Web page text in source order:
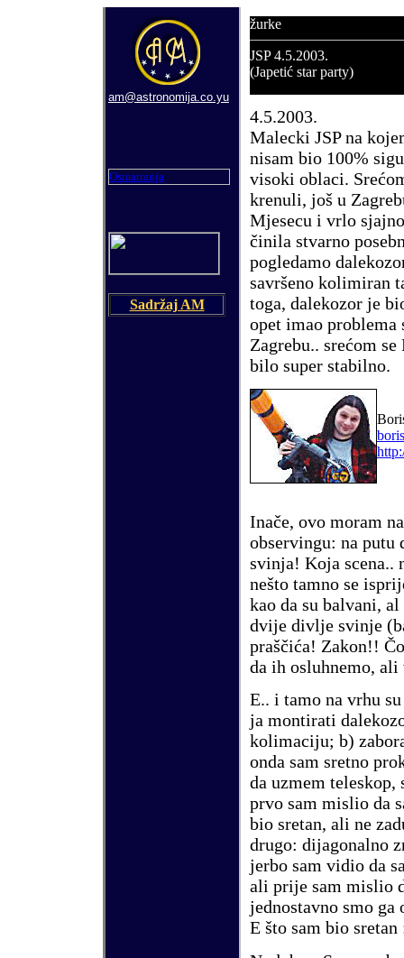
am@astronomija.co.yu
Osmatranja
Sadržaj AM
žurke
JSP4.5.2003.
(Japetić star party)
4.5.2003.
Malecki JSP na
nisam bio 100%
visoki oblaci. Sreć
krenuli, još u
Mjesecu i vrlo
činila stvarno
pogledamo
savršeno kolimiran
toga, dalekozor je
opet imao
Zagrebu.. srećom se
bilo super stabilno.
Inače, ovo moram
observingu: na
svinja! Koja scena..
nešto tamno se
kao da su balvani, al
dvije divlje svinje
praščića! Zakon!! Č
da ih osluhnemo, ali
E.. i tamo na vrhu
ja montirati
kolimaciju; b)
onda sam sretno
da uzmem teleskop,
prvo sam mislio da
bio sretan, ali ne
drugo: dijagonalno
jerbo sam vidio da
ali prije sam mislio
jednostavno smo ga
E što sam bio sretan